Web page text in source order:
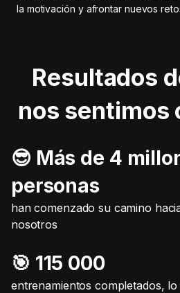
la motivación y afrontar nuevos
Resultados
nos sentimos
😎 Más de 4
personas
han comenzado su camino
nosotros
🎯️ 115 000
entrenamientos completados, lo